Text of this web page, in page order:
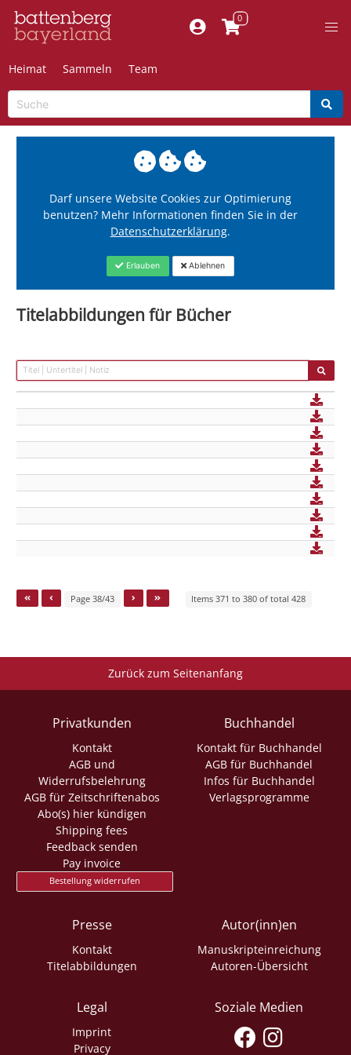
Heimat Sammeln Team
Darf unsere Website Cookies zur Optimierung
benutzen? Mehr Informationen finden Sie in der
Datenschutzerklärung.
Erlauben Ablehnen
Titelabbildungen für Bücher
Page 38/43 Items 371 to 380 of total 428
Zurück zum Seitenanfang
Privatkunden
Kontakt
AGB und
Widerrufsbelehrung
AGB für Zeitschriftenabos
Abo(s) hier kündigen
Shipping fees
Feedback senden
Pay invoice
Bestellung widerrufen
Buchhandel
Kontakt für Buchhandel
AGB für Buchhandel
Infos für Buchhandel
Verlagsprogramme
Presse
Kontakt
Titelabbildungen
Autor(inn)en
Manuskripteinreichung
Autoren-Übersicht
Legal
Imprint
Privacy
Soziale Medien